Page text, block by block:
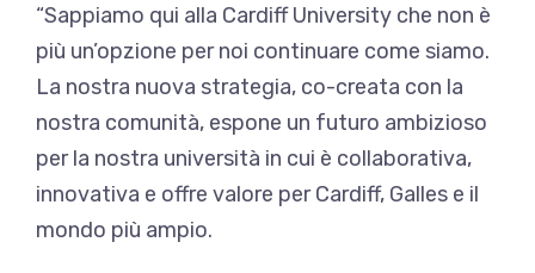
“Sappiamo qui alla Cardiff University che non è
più un’opzione per noi continuare come siamo.
La nostra nuova strategia, co-creata con la
nostra comunità, espone un futuro ambizioso
per la nostra università in cui è collaborativa,
innovativa e offre valore per Cardiff, Galles e il
mondo più ampio.